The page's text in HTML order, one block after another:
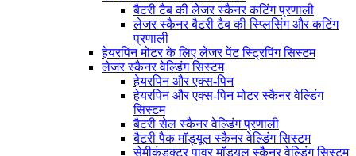
बैटरी टैब की लेजर स्कैनर कटिंग प्रणाली
लेजर स्कैनर बैटरी टैब की स्प्लिसिंग और कटिंग
प्रणाली
हेयरपिन मोटर के लिए लेजर पेंट स्ट्रिपिंग सिस्टम
लेजर स्कैनर वेल्डिंग सिस्टम
हेयरपिन और एक्स-पिन
हेयरपिन और एक्स-पिन मोटर स्कैनर वेल्डिंग
सिस्टम
बैटरी सेल स्कैनर वेल्डिंग प्रणाली
बैटरी पैक मॉड्यूल स्कैनर वेल्डिंग सिस्टम
सेमीकंडक्टर पावर मॉड्यूल स्कैनर वेल्डिंग सिस्टम